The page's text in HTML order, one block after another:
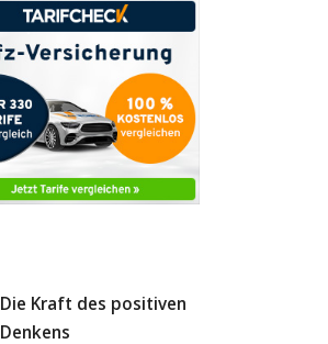
Die Kraft des positiven
Denkens